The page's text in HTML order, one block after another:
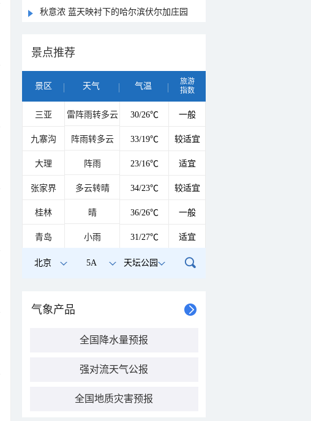
秋意浓 蓝天映衬下的哈尔滨伏尔加庄园
景点推荐
景区 天气 气温
旅游
指数
三亚 雷阵雨转多云 30/26℃ 一般
九寨沟 阵雨转多云 33/19℃ 较适宜
大理 阵雨 23/16℃ 适宜
张家界 多云转晴 34/23℃ 较适宜
桂林 晴 36/26℃ 一般
青岛 小雨 31/27℃ 适宜
北京 5A 天坛公园
气象产品
全国降水量预报
强对流天气公报
全国地质灾害预报